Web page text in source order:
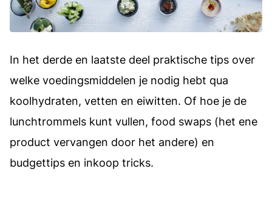
In het derde en laatste deel praktische tips over
welke voedingsmiddelen je nodig hebt qua
koolhydraten, vetten en eiwitten. Of hoe je de
lunchtrommels kunt vullen, food swaps (het ene
product vervangen door het andere) en
budgettips en inkoop tricks.